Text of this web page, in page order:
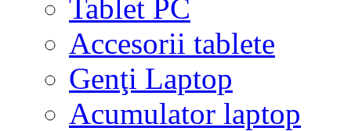
Tablet PC
Accesorii tablete
Genţi Laptop
Acumulator laptop